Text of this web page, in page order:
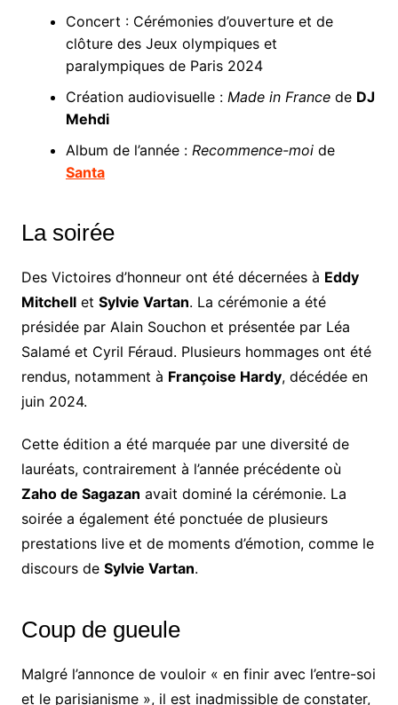
Concert : Cérémonies d’ouverture et de
clôture des Jeux olympiques et
paralympiques de Paris 2024
Création audiovisuelle : Made in Francede DJ
Mehdi
Album de l’année : Recommence-moide
Santa
La soirée
Des Victoires d’honneur ont été décernées à Eddy
Mitchellet Sylvie Vartan. La cérémonie a été
présidée par Alain Souchon et présentée par Léa
Salamé et Cyril Féraud. Plusieurs hommages ont été
rendus, notamment à Françoise Hardy, décédée en
juin 2024.
Cette édition a été marquée par une diversité de
lauréats, contrairement à l’année précédente où
Zaho de Sagazan avait dominé la cérémonie. La
soirée a également été ponctuée de plusieurs
prestations live et de moments d’émotion, comme le
discours de Sylvie Vartan.
Coup de gueule
Malgré l’annonce de vouloir « en finir avec l’entre-soi
et le parisianisme », il est inadmissible de constater,